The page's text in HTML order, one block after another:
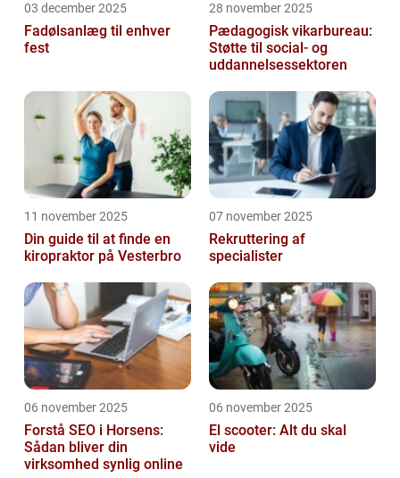
03 december 2025
Fadølsanlæg til enhver
fest
28 november 2025
Pædagogisk vikarbureau:
Støtte til social- og
uddannelsessektoren
11 november 2025
Din guide til at finde en
kiropraktor på Vesterbro
07 november 2025
Rekruttering af
specialister
06 november 2025
Forstå SEO i Horsens:
Sådan bliver din
virksomhed synlig online
06 november 2025
El scooter: Alt du skal
vide